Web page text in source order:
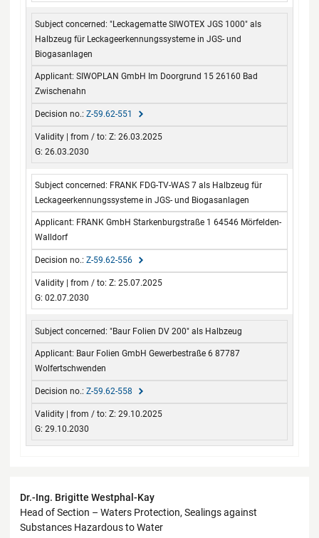
"Leckagematte SIWOTEX JGS 1000" als
Halbzeug für Leckageerkennungssysteme in JGS- und
Biogasanlagen
SIWOPLAN GmbH Im Doorgrund 15 26160 Bad
Zwischenahn
Z-59.62-551
Z: 26.03.2025
G: 26.03.2030
FRANK FDG-TV-WAS 7 als Halbzeug für
Leckageerkennungssysteme in JGS- und Biogasanlagen
FRANK GmbH Starkenburgstraße 1 64546 Mörfelden-
Walldorf
Z-59.62-556
Z: 25.07.2025
G: 02.07.2030
"Baur Folien DV 200" als Halbzeug
Baur Folien GmbH Gewerbestraße 6 87787
Wolfertschwenden
Z-59.62-558
Z: 29.10.2025
G: 29.10.2030
Contact
Dr.-Ing. Brigitte Westphal-Kay
Head of Section – Waters Protection, Sealings against
Substances Hazardous to Water